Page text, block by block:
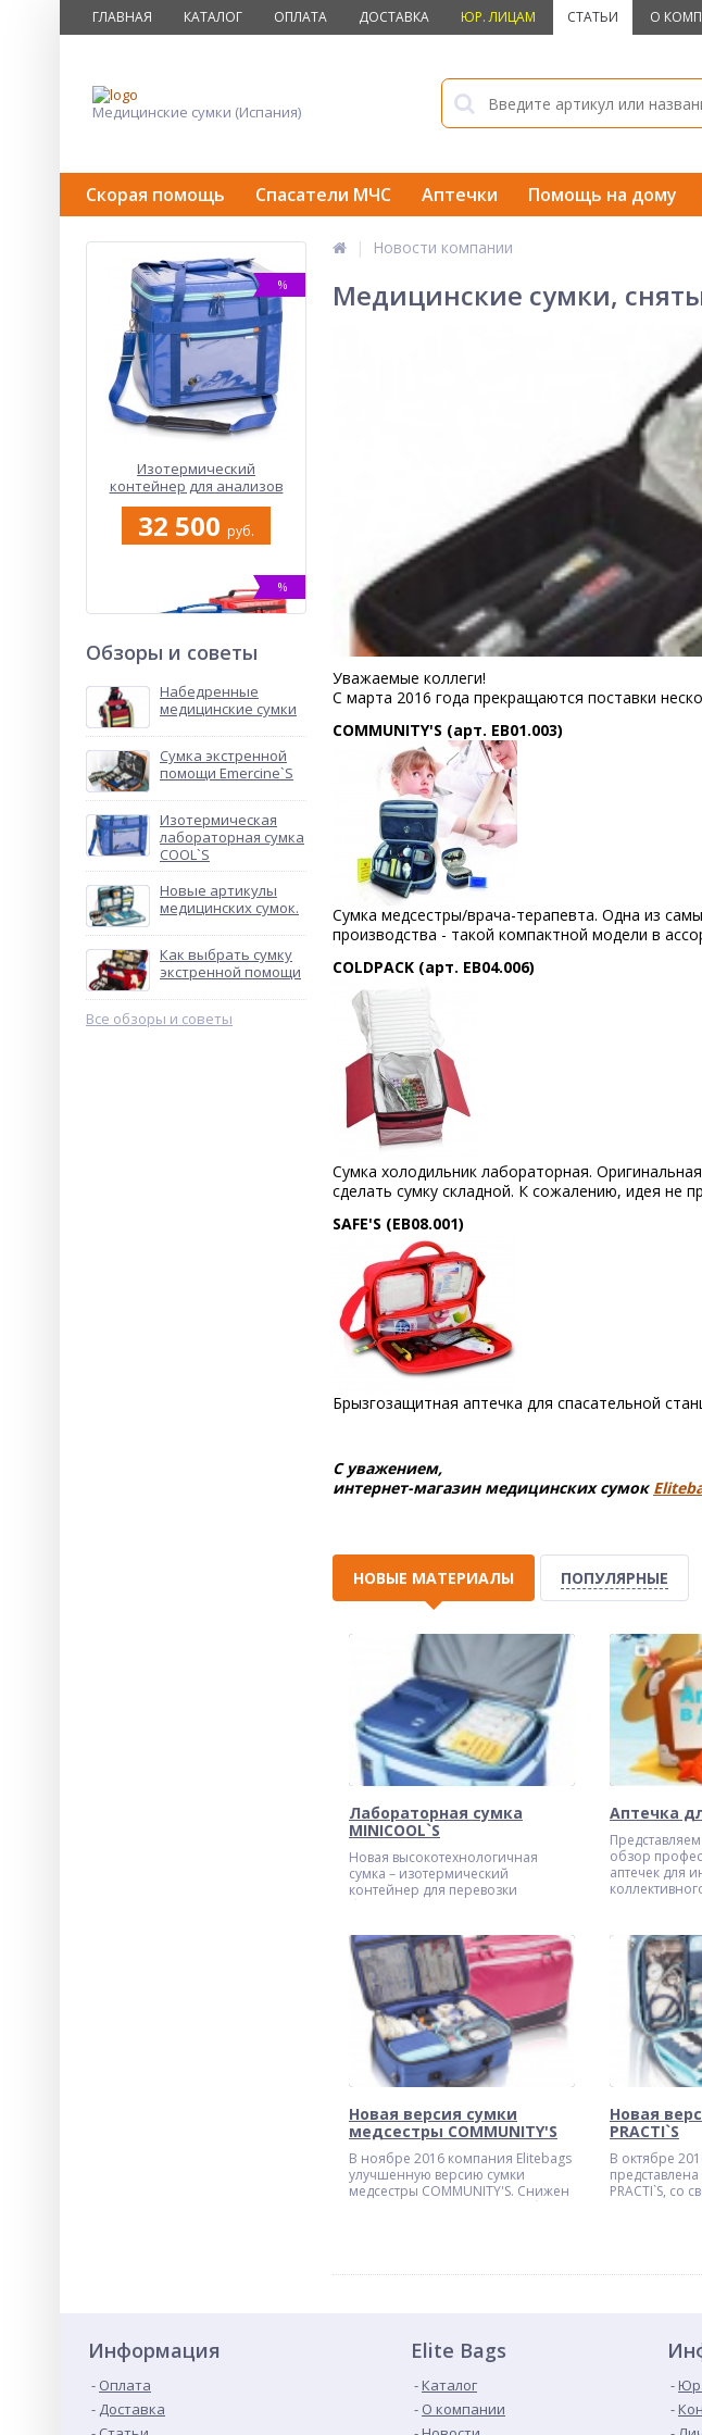
ГЛАВНАЯ КАТАЛОГ ОПЛАТА ДОСТАВКА ЮР. ЛИЦАМ СТАТЬИ О
Медицинские сумки (Испания)
Скорая помощь Спасатели МЧС Аптечки Помощь на дому
%
Изотермический
контейнер для анализов
COOL'S
32 500 руб.
%
Лабораторная сумка
7 650руб.
Обзоры и советы
Набедренные
медицинские сумки
Сумка экстренной
помощи Emercine`S
Изотермическая
лабораторная сумка
COOL`S
Новые артикулы
медицинских сумок.
Как выбрать сумку
экстренной помощи
Все обзоры и советы
Новости компании
Медицинские сумки,
Уважаемые коллеги!
С марта 2016 года прекращаются поставки
COMMUNITY'S (арт. EB01.003)
Сумка медсестры/врача-терапевта. Одна из
производства - такой компактной модели в
COLDPACK (арт. EB04.006)
Сумка холодильник лабораторная.
сделать сумку складной. К сожалению, идея не
SAFE'S (EB08.001)
Брызгозащитная аптечка для спасательной
С уважением,
интернет-магазин медицинских сумок
НОВЫЕ МАТЕРИАЛЫ ПОПУЛЯРНЫЕ
Лабораторная сумка
MINICOOL`S
Новая высокотехнологичная
сумка – изотермический
контейнер для перевозки
биологических материалов
Аптечка
обзор
аптечек для
Новая версия сумки
медсестры COMMUNITY'S
В ноябре 2016 компания Elitebags
улучшенную версию сумки
медсестры COMMUNITY'S. Снижен
вес, увеличен внутренний объем,
Новая
PRACTI`S
В октябре
PRACTI`S, со
Информация
Оплата
Доставка
Elite Bags
Каталог
О компании